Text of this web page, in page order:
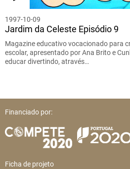
1997-10-09
Jardim da Celeste Episódio 9
Magazine educativo vocacionado para
escolar, apresentado por Ana Brito e
educar divertindo, através…
Financiado por:
Ficha de projeto